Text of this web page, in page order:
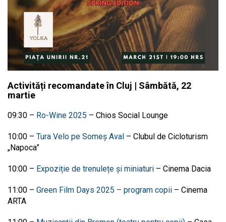
Activități recomandate în Cluj | Sâmbătă, 22
martie
09:30 – Ro-Wine 2025 – Chios Social Lounge
10:00 – Tura Velo pe Someș Aval – Clubul de Cicloturism
„Napoca”
10:00 – Expoziție de trenulețe și miniaturi – Cinema Dacia
11:00 – Green Film Days 2025 – program copii – Cinema
ARTA